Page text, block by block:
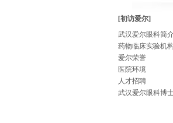
[初访爱尔]
武汉爱尔眼科简
药物临床实验机构
爱尔荣誉
医院环境
人才招聘
武汉爱尔眼科博